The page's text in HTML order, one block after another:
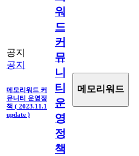
공지
공지
메모리워드 커
뮤니티 운영정
책 ( 2023.11.1
update )
워
드
커
뮤
니
티
운
영
정
책
메모리워드